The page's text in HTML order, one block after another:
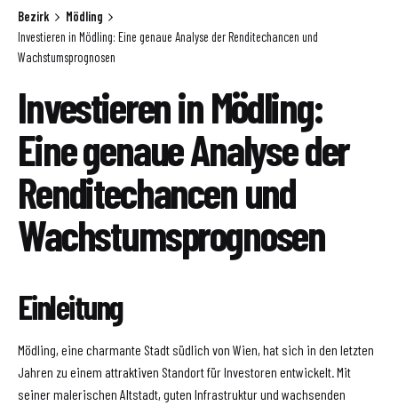
Bezirk
Mödling
Investieren in Mödling: Eine genaue Analyse der Renditechancen und
Wachstumsprognosen
Investieren in Mödling:
Eine genaue Analyse der
Renditechancen und
Wachstumsprognosen
Einleitung
Mödling, eine charmante Stadt südlich von Wien, hat sich in den letzten
Jahren zu einem attraktiven Standort für Investoren entwickelt. Mit
seiner malerischen Altstadt, guten Infrastruktur und wachsenden